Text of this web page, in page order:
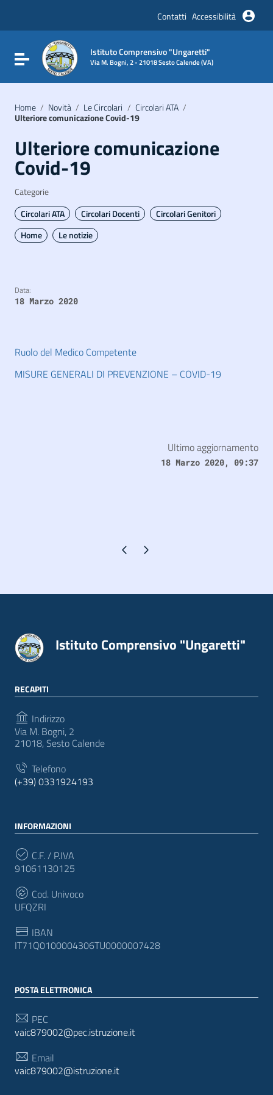
Vai al footer
Contatti Accessibilità
Attiva / disattiva la navigazione
Istituto Comprensivo "Ungaretti"
Via M. Bogni, 2 - 21018 Sesto Calende (VA)
Home / Novità / Le Circolari / Circolari ATA /
Ulteriore comunicazione Covid-19
Ulteriore comunicazione
Covid-19
Categorie
Circolari ATA
Circolari Docenti
Circolari Genitori
Home
Le notizie
Data:
18 Marzo 2020
Ruolo del Medico Competente
MISURE GENERALI DI PREVENZIONE – COVID-19
Ultimo aggiornamento
18 Marzo 2020, 09:37
Pagina precedente
Pagina successiva
Istituto Comprensivo "Ungaretti"
RECAPITI
Indirizzo
Via M. Bogni, 2
21018, Sesto Calende
Telefono
(+39) 0331924193
INFORMAZIONI
C.F. / P.IVA
91061130125
Cod. Univoco
UFQZRI
IBAN
IT71Q0100004306TU0000007428
POSTA ELETTRONICA
PEC
vaic879002@pec.istruzione.it
Email
vaic879002@istruzione.it